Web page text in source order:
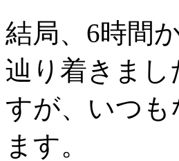
結局、6時間
辿り着きま
すが、いつ
ます。